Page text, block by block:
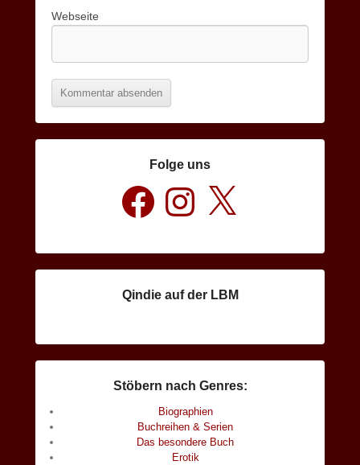
Webseite
Folge uns
Facebook Instagram
Qindie auf der LBM
Stöbern nach Genres:
Biographien
Buchreihen & Serien
Das besondere Buch
Erotik